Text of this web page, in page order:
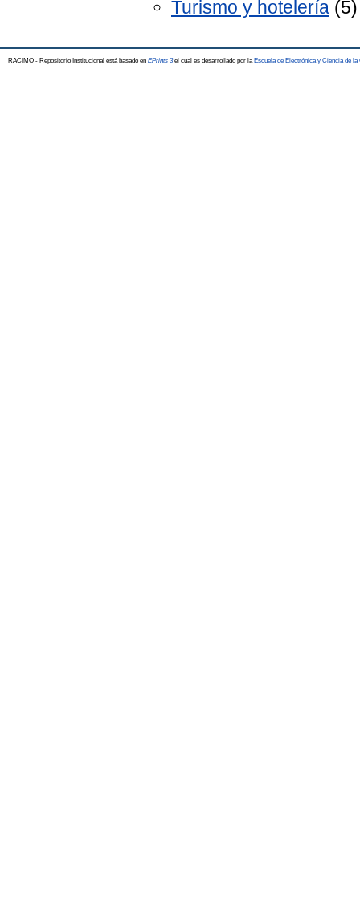
Turismo y hotelería (5)
RACIMO - Repositorio Institucional está basado en EPrints 3el cual es desarrollado por la Escuela de Electrónica y Ciencia de la